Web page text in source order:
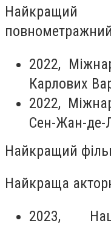
2022,
Карлових
2022,
Сен-Жан-де-
Найкращий
Найкраща
2023,